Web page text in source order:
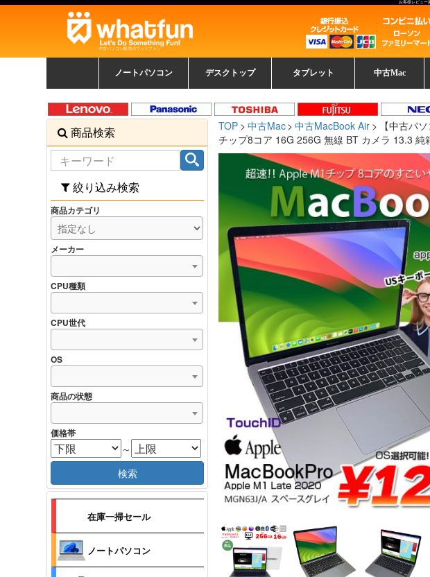
お客様レビュ
中古パソコン販売のワットファン
ノートパソコン
覧
パソコン
ッカード
デスクトップ
中古デスクトップ一覧
新品デスクトップ一
覧
ゲーミングパソコン
トレーディングパソ
コン
ッカード
タブレット 中古Mac
TOP 中古Mac 中古MacBook Air
【中古パ
チップ8コア 16G 256G 無線 BT カメラ 13.3 純
商品検索
絞り込み検索
商品カテゴリ
メーカー
CPU種類
CPU世代
OS
商品の状態
価格帯
～
検索
在庫一掃セール
ノートパソコン